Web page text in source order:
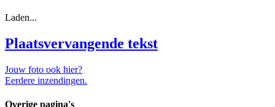
Laden...
Plaatsvervangende tekst
Jouw foto ook hier?
Eerdere inzendingen.
Overige pagina's